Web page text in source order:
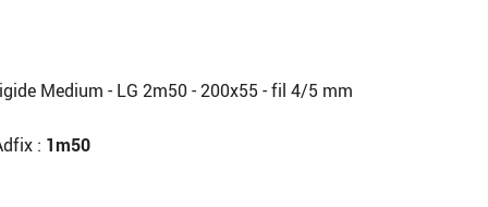
Medium - LG 2m50 - 200x55 - fil 4/5 mm
: 1m50